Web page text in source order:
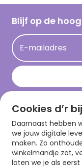
Hallmark Kaartclub
Acties
Persberichten
Hallmark en
Cadeau inspiratie
Kaartinspiratie
Blijf op de
E-mailadres
Download onze
Cookies d’r
Daarnaast hebben
we jouw digitale
maken. Zo
winkelmandje zat,
laten we je als